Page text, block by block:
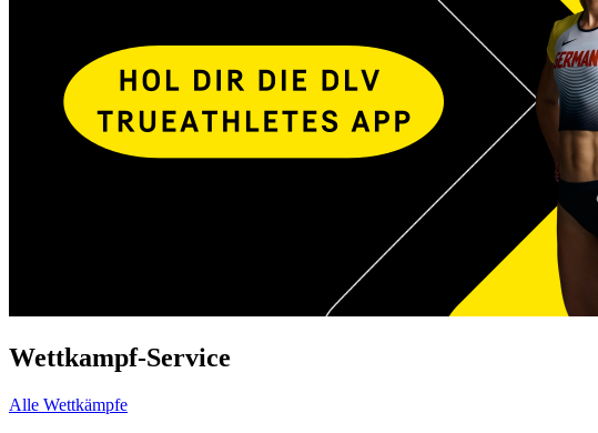
Wettkampf-Service
Alle Wettkämpfe